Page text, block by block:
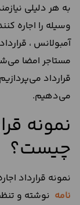
به هر دلیلی
وسیله را اجاره
آمبولانس ،
مستاجر امضا
قرارداد
می‌دهیم.
نمونه
چیست؟
نمونه قرارداد
نامه نوشته و